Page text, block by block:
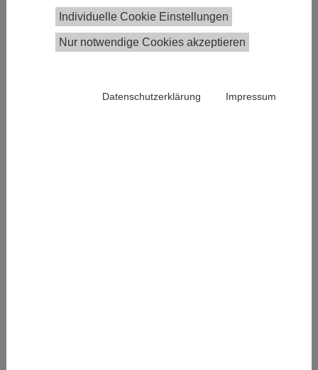
Individuelle Cookie Einstellungen
Nur notwendige Cookies akzeptieren
Datenschutzerklärung Impressum
+43 1 59991 266
johannes.eckhardt@ihs.ac.at